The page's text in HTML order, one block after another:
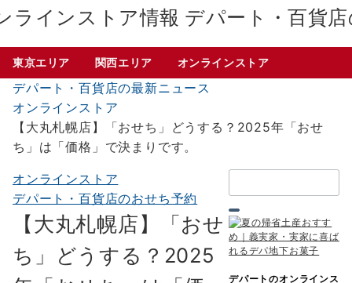
デパート・百貨
東京エリア 関西エリア オンラインストア
デパート・百貨店の最新ニュース
オンラインストア
【大丸札幌店】「おせち」どうする？2025年「おせ
ち」は「価格」で決まりです。
オンラインストア
デパート・百貨店のおせち予約
【大丸札幌店】「おせ
ち」どうする？2025
索：
デパートのオンラインス